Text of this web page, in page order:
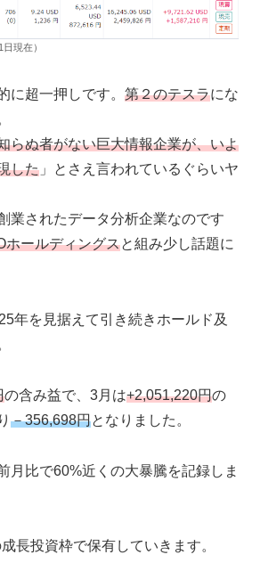
現在）
に超一押しです。 第２のテスラにな
らぬ者がない巨大情報企業が、いよ
した 」とさえ言われているぐらいヤ
業されたデータ分析企業なのです
ホールディングスと組み少し話題に
年を見据えて引き続きホールド及
の含み益で、3月は+2,051,220円の
－356,698円となりました。
月比で60%近くの大暴騰を記録しま
長投資枠で保有していきます。